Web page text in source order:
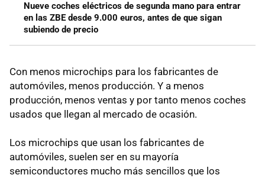
Nueve coches eléctricos de segunda mano para entrar
en las ZBE desde 9.000 euros, antes de que sigan
subiendo de precio
Con menos microchips para los fabricantes de
automóviles, menos producción. Y a menos
producción, menos ventas y por tanto menos coches
usados que llegan al mercado de ocasión.
Los microchips que usan los fabricantes de
automóviles, suelen ser en su mayoría
semiconductores mucho más sencillos que los